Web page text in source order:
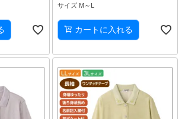
サイズ M～L
カートに入れる